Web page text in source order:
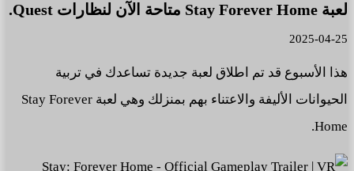
لعبة Stay Forever Home متاحة الآن لنظارات Quest.
2025-04-25
هذا الأسبوع قد تم اطلاق لعبة جديدة تساعدك في تربية
الحيوانات الأليفة والاعتناء بهم بمنزلك وهي لعبة Stay Forever
Home.